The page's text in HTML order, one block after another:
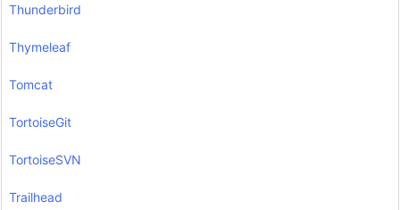
Thunderbird
Thymeleaf
Tomcat
TortoiseGit
TortoiseSVN
Trailhead